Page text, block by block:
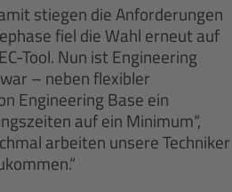
stiegen die Anforderungen
fiel die Wahl erneut auf
Tool. Nun ist Engineering
– neben flexibler
Engineering Base ein
auf ein Minimum“,
arbeiten unsere Techniker